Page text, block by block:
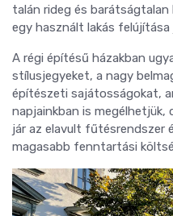
talán rideg és
egy használt lakás
A régi építésű házakban
stílusjegyeket, a nagy
építészeti sajátosságokat,
napjainkban is megélhetjük,
jár az elavult fűtésrendszer
magasabb fenntartási